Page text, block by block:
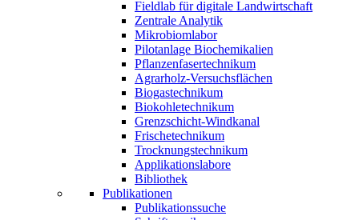
Fieldlab für digitale Landwirtschaft
Zentrale Analytik
Mikrobiomlabor
Pilotanlage Biochemikalien
Pflanzenfasertechnikum
Agrarholz-Versuchsflächen
Biogastechnikum
Biokohletechnikum
Grenzschicht-Windkanal
Frischetechnikum
Trocknungstechnikum
Applikationslabore
Bibliothek
Publikationen
Publikationssuche